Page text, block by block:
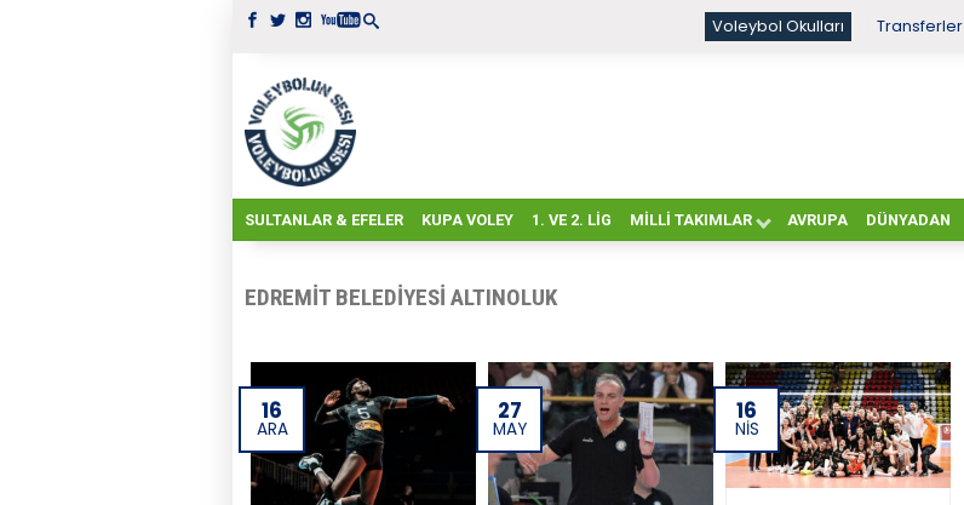
Voleybol Okulları Transferler
SULTANLAR & EFELER KUPA VOLEY 1. VE 2. LIG MILLI TAKIMLAR AVRUPA DÜNYADAN
EDREMIT BELEDIYESI ALTINOLUK
16
ARA
27
MAY
16
NIS